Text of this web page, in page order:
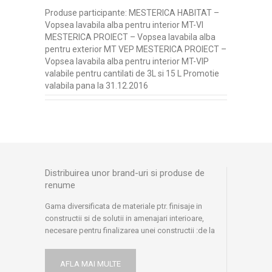
Produse participante: MESTERICA HABITAT –
Vopsea lavabila alba pentru interior MT-VI
MESTERICA PROIECT – Vopsea lavabila alba
pentru exterior MT VEP MESTERICA PROIECT –
Vopsea lavabila alba pentru interior MT-VIP
valabile pentru cantilati de 3L si 15 L Promotie
valabila pana la 31.12.2016
Distribuirea unor brand-uri si produse de
renume
Gama diversificata de materiale ptr. finisaje in
constructii si de solutii in amenajari interioare,
necesare pentru finalizarea unei constructii :de la
domeniu, pe care doar anumiti furnizori le pot oferi.
AFLA MAI MULTE